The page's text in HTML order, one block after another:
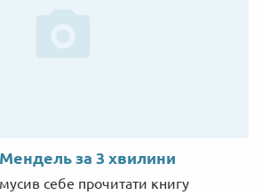
за 3 хвилини
себе прочитати книгу